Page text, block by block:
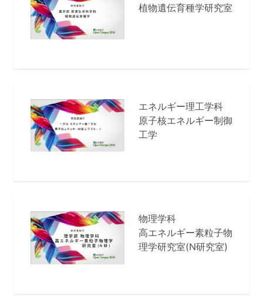
植物遺伝育種学研究室
エネルギー理工学科
原子核エネルギー制御
工学
物理学科
高エネルギー素粒子物
理学研究室(N研究室)